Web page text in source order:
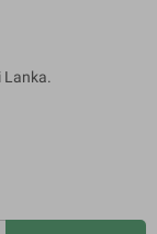
Lanka.